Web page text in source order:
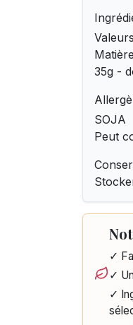
35g -
SOJA
Peut
✓
✓
✓